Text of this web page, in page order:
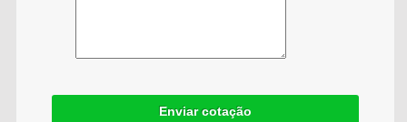
Enviar cotação